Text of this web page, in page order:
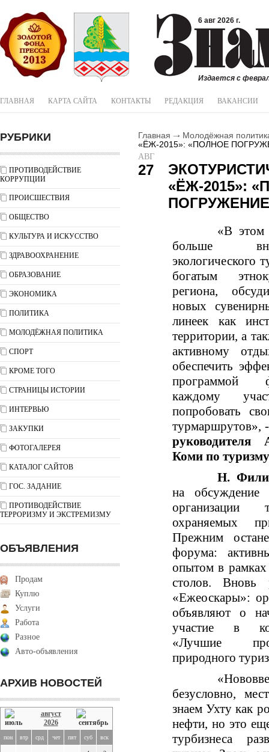
6 авг 2026 г.
Издается с
ГЛАВНАЯ КАРТА САЙТА КОНТАКТЫ РЕДАКЦИЯ ВАКАНСИИ
РУБРИКИ
ПРОТИВОДЕЙСТВИЕ
КОРРУПЦИИ
ПРОИСШЕСТВИЯ
ОБЩЕСТВО
КУЛЬТУРА И ИСКУССТВО
ЗДРАВООХРАНЕНИЕ
ОБРАЗОВАНИЕ
ЭКОНОМИКА
ПОЛИТИКА
МОЛОДЁЖНАЯ ПОЛИТИКА
СПОРТ
КРОМЕ ТОГО
СТРАНИЦЫ ИСТОРИИ
ИНТЕРВЬЮ
ЗАКУПКИ
ФОТОГАЛЕРЕЯ
КАТАЛОГ САЙТОВ
ГОС. ЗАДАНИЕ
ПРОТИВОДЕЙСТВИЕ
ТЕРРОРИЗМУ И ЭКСТРЕМИЗМУ
ОБЪЯВЛЕНИЯ
Продам
Куплю
Услуги
Работа
Разное
Авто-объявления
АРХИВ НОВОСТЕЙ
август
2026
пон втр срд чет пят суб вск
Главная
Молодёжная
«ЁЖ-2015»: «ПОЛНОЕ
АВГ
27
«ЁЖ-2015»:
«В этом
больше
экологического
богатым
региона,
новых
линеек как
территории, а
активному
обеспечить
программой
каждому
попробовать
турмаршрутов»,
руководителя
Коми по
Н.
на обсуждение
охраняемых
Прежним
форума:
опытом в
столов. Вновь
«Ежеоскары»:
объявляют о
участие в
«Лучшие
природного
безусловно,
знаем Ухту как
нефти, но это
турбизнеса